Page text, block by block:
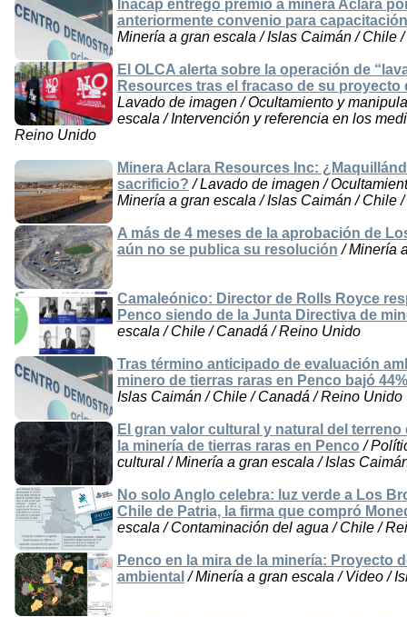
Inacap entregó premio a minera Aclara
anteriormente convenio para
Minería a gran escala / Islas Caimán / Chile
El OLCA alerta sobre la operación de
Resources tras el fracaso de su
Lavado de imagen / Ocultamiento y
escala / Intervención y referencia en los
Reino Unido
Minera Aclara Resources Inc:
sacrificio? / Lavado de imagen /
Minería a gran escala / Islas Caimán / Chile
A más de 4 meses de la aprobación de
aún no se publica su resolución / Minería
Camaleónico: Director de Rolls Royce
Penco siendo de la Junta Directiva de
escala / Chile / Canadá / Reino Unido
Tras término anticipado de evaluación
minero de tierras raras en Penco bajó
Islas Caimán / Chile / Canadá / Reino Unido
El gran valor cultural y natural del
la minería de tierras raras en Penco /
cultural / Minería a gran escala / Islas
No solo Anglo celebra: luz verde a Los
Chile de Patria, la firma que compró
escala / Contaminación del agua / Chile /
Penco en la mira de la minería: Proyecto
ambiental / Minería a gran escala / Video /